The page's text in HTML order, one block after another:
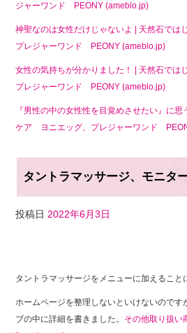
ジャーワンド PEONY (ameblo.jp)
神聖なのは女性だけじゃないよ | 天然石では
プレジャーワンド PEONY (ameblo.jp)
女性の気持ちが分かりました！ | 天然石では
プレジャーワンド PEONY (ameblo.jp)
『男性の中の女性性を目覚めさせたい』に
ケア ヨニエッグ、プレジャーワンド
タントラマッサージ、モニタ
投稿日 2022年6月3日
a
c
e
wi
tt
er
n
e
タントラマッサージをメニューに加えること
ホームページを整理しないといけないのです
ブの中に詳細を書きました。 その他取り扱い